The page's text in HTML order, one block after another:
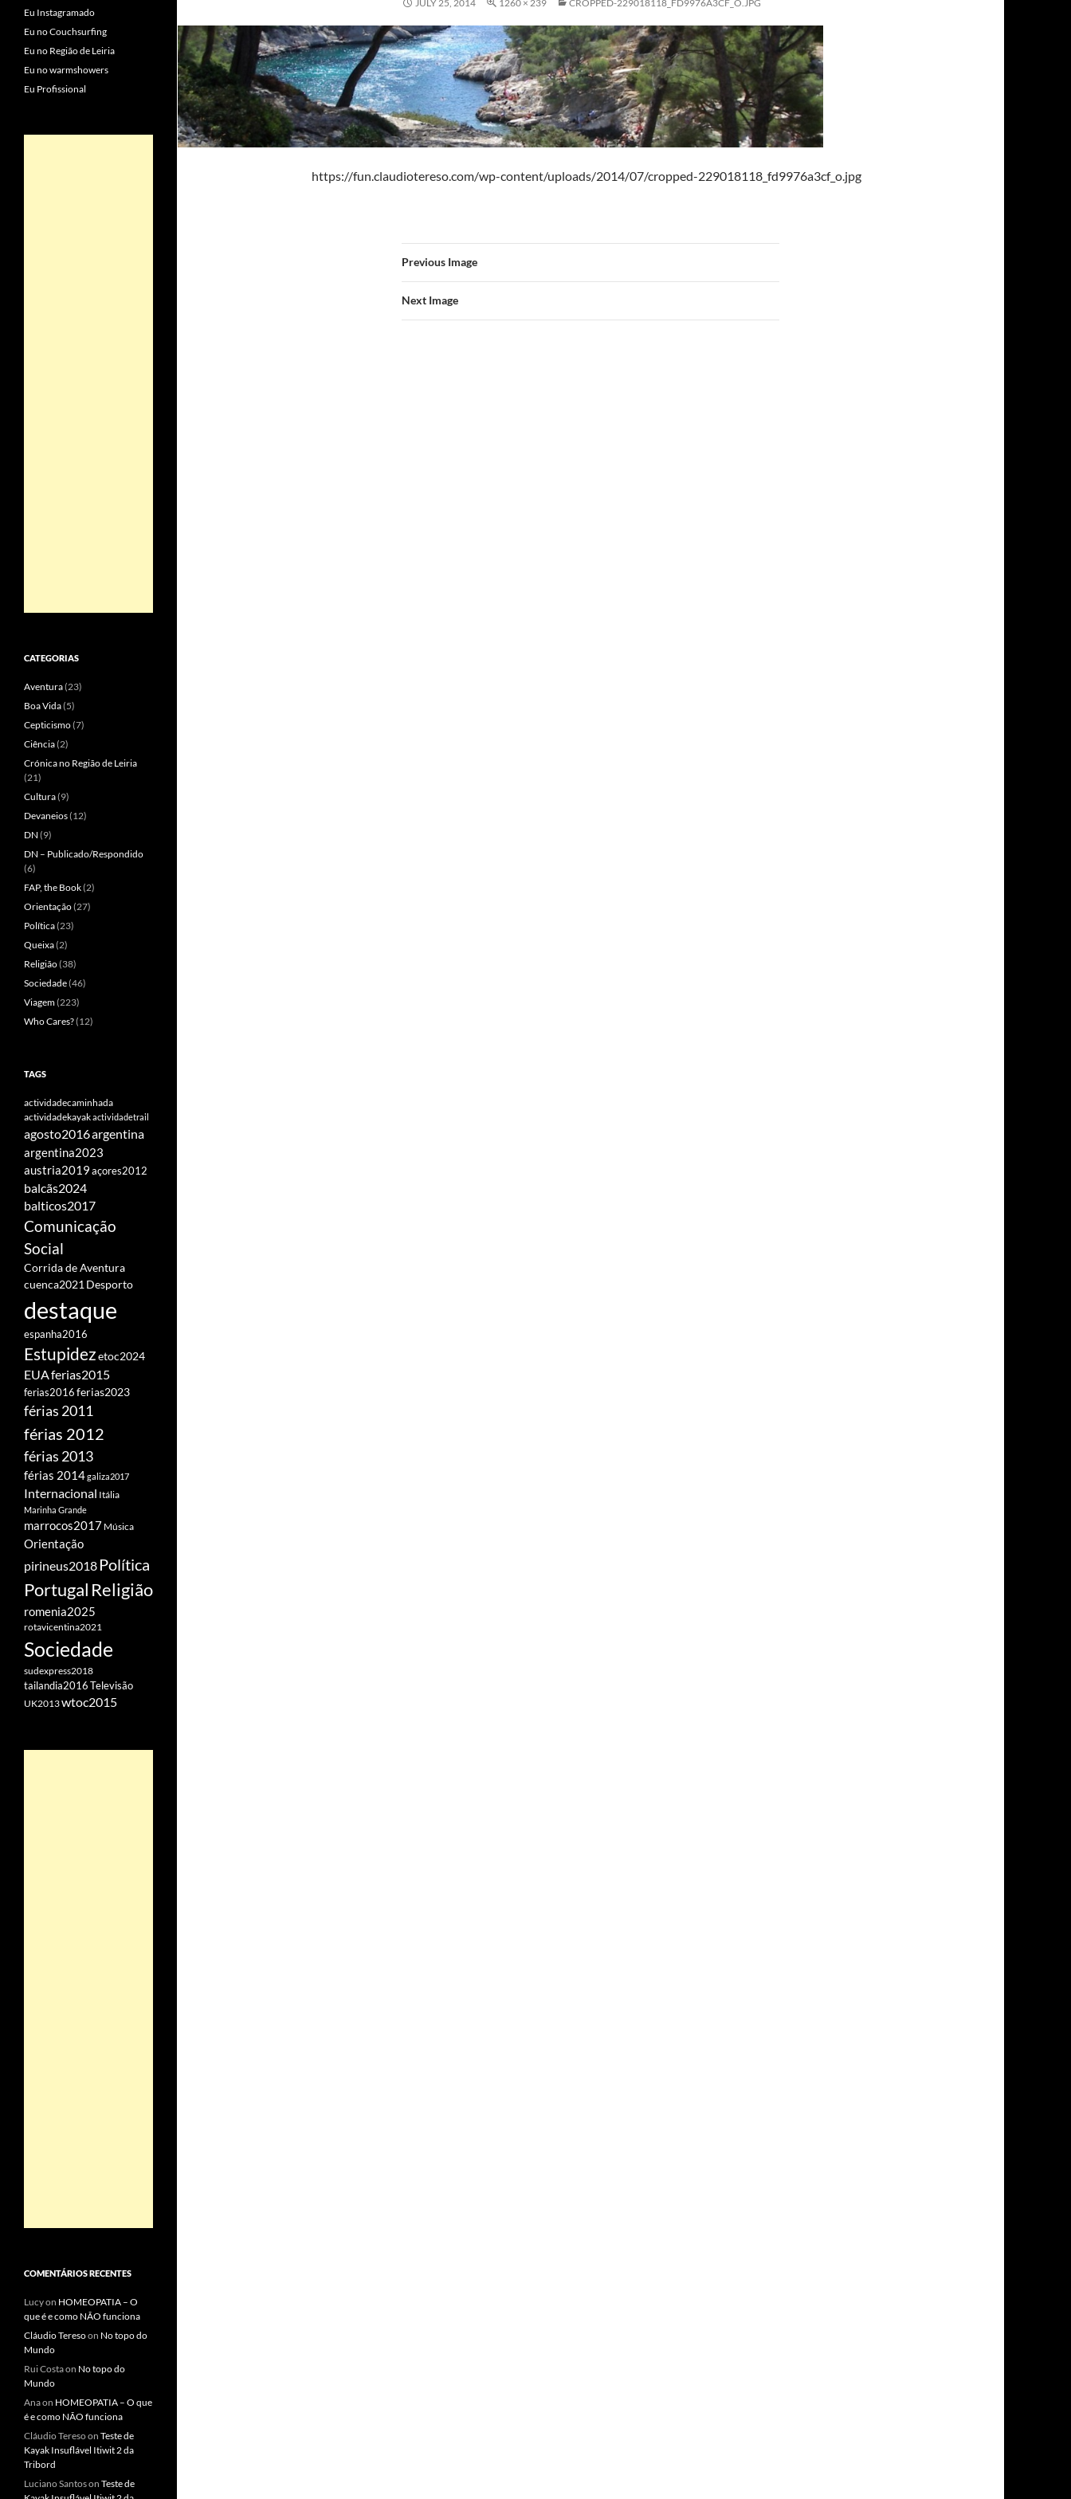
JULY 25, 2014 1260 × 239 CROPPED-229018118_FD9976A3CF_O.JPG
https://fun.claudiotereso.com/wp-content/uploads/2014/07/cropped-229018118_fd9976a3cf_o.jpg
Previous Image
Next Image
Eu Instagramado
Eu no Couchsurfing
Eu no Região de Leiria
Eu no warmshowers
Eu Profissional
CATEGORIAS
Aventura(23)
Boa Vida(5)
Cepticismo(7)
Ciência(2)
Crónica no Região de Leiria
(21)
Cultura(9)
Devaneios(12)
DN (9)
DN – Publicado/Respondido
(6)
FAP, the Book(2)
Orientação(27)
Política(23)
Queixa(2)
Religião(38)
Sociedade(46)
Viagem(223)
Who Cares?(12)
TAGS
actividadecaminhada
actividadekayakactividadetrail
agosto2016argentina
argentina2023
austria2019açores2012
balcãs2024
balticos2017
Comunicação
Social
Corrida de Aventura
cuenca2021 Desporto
destaque
espanha2016
Estupidezetoc2024
EUAferias2015
ferias2016ferias2023
férias 2011
férias 2012
férias 2013
férias 2014galiza2017
Internacional Itália
Marinha Grande
marrocos2017 Música
Orientação
pirineus2018 Política
Portugal Religião
romenia2025
rotavicentina2021
Sociedade
sudexpress2018
tailandia2016Televisão
UK2013wtoc2015
COMENTÁRIOS RECENTES
Lucyon HOMEOPATIA – O
que é e como NÃO funciona
Cláudio Teresoon No topo do
Mundo
Rui Costaon No topo do
Mundo
Anaon HOMEOPATIA – O que
é e como NÃO funciona
Cláudio Teresoon Teste de
Kayak Insuflável Itiwit 2 da
Tribord
Luciano Santoson Teste de